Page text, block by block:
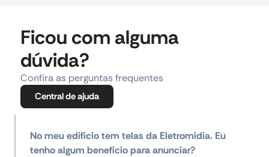
Ficou com alguma
dúvida?
Confira as perguntas frequentes
Central de ajuda
No meu edifício tem telas da Eletromidia. Eu
tenho algum benefício para anunciar?